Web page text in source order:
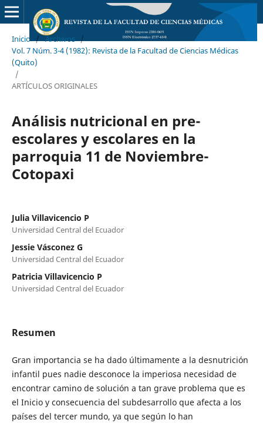
Inicio / Archivos /
Vol. 7 Núm. 3-4 (1982): Revista de la Facultad de Ciencias Médicas
(Quito)
/
ARTÍCULOS ORIGINALES
Análisis nutricional en pre-
escolares y escolares en la
parroquia 11 de Noviembre-
Cotopaxi
Julia Villavicencio P
Universidad Central del Ecuador
Jessie Vásconez G
Universidad Central del Ecuador
Patricia Villavicencio P
Universidad Central del Ecuador
Resumen
Gran importancia se ha dado últimamente a la desnutrición
infantil pues nadie desconoce la imperiosa necesidad de
encontrar camino de solución a tan grave problema que es
el Inicio y consecuencia del subdesarrollo que afecta a los
países del tercer mundo, ya que según lo han